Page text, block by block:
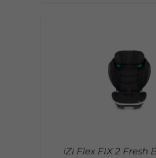
iZi Flex FIX 2 Fresh